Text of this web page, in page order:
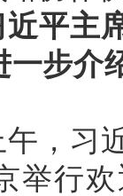
平主
一步介
，习
举行